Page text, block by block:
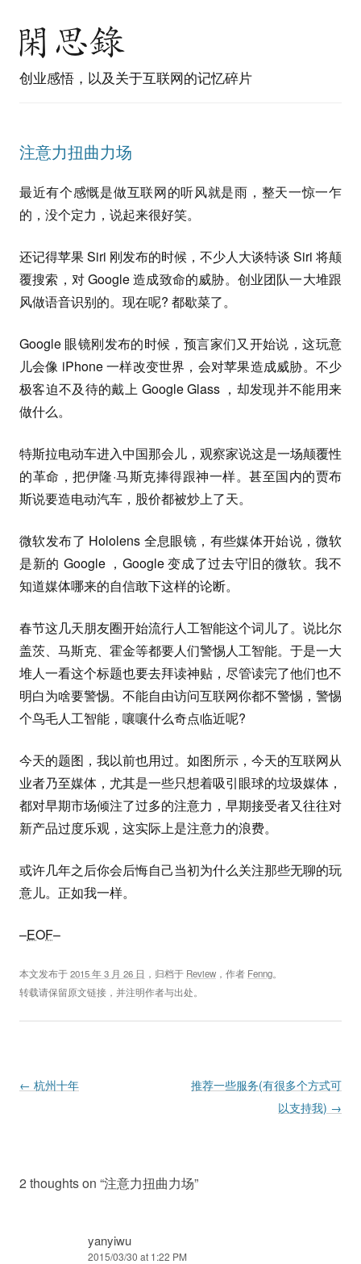
创业感悟，以及关于互联网的记忆碎片
注意力扭曲力场
最近有个感慨是做互联网的听风就是雨，整天一惊一乍
的，没个定力，说起来很好笑。
还记得苹果 Siri 刚发布的时候，不少人大谈特谈 Siri 将颠
覆搜索，对 Google 造成致命的威胁。创业团队一大堆跟
风做语音识别的。现在呢? 都歇菜了。
Google 眼镜刚发布的时候，预言家们又开始说，这玩意
儿会像 iPhone 一样改变世界，会对苹果造成威胁。不少
极客迫不及待的戴上 Google Glass ，却发现并不能用来
做什么。
特斯拉电动车进入中国那会儿，观察家说这是一场颠覆性
的革命，把伊隆·马斯克捧得跟神一样。甚至国内的贾布
斯说要造电动汽车，股价都被炒上了天。
微软发布了 Hololens 全息眼镜，有些媒体开始说，微软
是新的 Google ，Google 变成了过去守旧的微软。我不
知道媒体哪来的自信敢下这样的论断。
春节这几天朋友圈开始流行人工智能这个词儿了。说比尔
盖茨、马斯克、霍金等都要人们警惕人工智能。于是一大
堆人一看这个标题也要去拜读神贴，尽管读完了他们也不
明白为啥要警惕。不能自由访问互联网你都不警惕，警惕
个鸟毛人工智能，嚷嚷什么奇点临近呢?
今天的题图，我以前也用过。如图所示，今天的互联网从
业者乃至媒体，尤其是一些只想着吸引眼球的垃圾媒体，
都对早期市场倾注了过多的注意力，早期接受者又往往对
新产品过度乐观，这实际上是注意力的浪费。
或许几年之后你会后悔自己当初为什么关注那些无聊的玩
意儿。正如我一样。
–EOF–
本文发布于2015 年 3 月 26 日 ，归档于 Review ，作者 Fenng。
转载请保留原文链接，并注明作者与出处。
Post navigation
← 杭州十年
推荐一些服务(有很多个方式可
以支持我) →
2 thoughts on “注意力扭曲力场”
yanyiwu
2015/03/30 at 1:22 PM